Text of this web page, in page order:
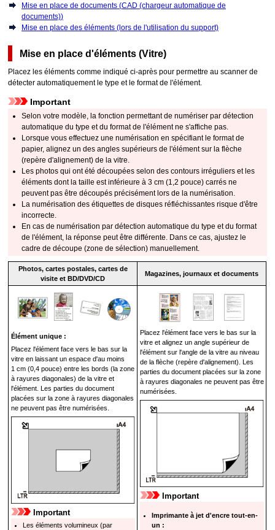
Mise en place de documents (CAD (chargeur automatique de
documents))
Mise en place des éléments (lors de l'utilisation du support)
Mise en place d'éléments (Vitre)
Placez les éléments comme indiqué ci-après pour permettre au scanner de
détecter automatiquement le type et le format de l'élément.
Important
Selon votre modèle, la fonction permettant de numériser par détection
automatique du type et du format de l'élément ne s'affiche pas.
Lorsque vous effectuez une numérisation en spécifiant le format de
papier, alignez un des angles supérieurs de l'élément sur la flèche
(repère d'alignement) de la vitre.
Les photos qui ont été découpées selon des contours irréguliers et les
éléments dont la taille est inférieure à 3 cm (1,2 pouce) carrés ne
peuvent pas être découpés précisément lors de la numérisation.
La numérisation des étiquettes de disques réfléchissantes risque d'être
incorrecte.
En cas de numérisation par détection automatique du type et du format
de l'élément, la réponse peut être différente. Dans ce cas, ajustez le
cadre de découpe (zone de sélection) manuellement.
Photos, cartes postales, cartes de
visite et BD/DVD/CD
Magazines, journaux et documents
Élément unique :
Placez l'élément face vers le bas sur la
vitre en laissant un espace d'au moins
1 cm (0,4 pouce) entre les bords (la zone
à rayures diagonales) de la vitre et
l'élément.
Les parties du document
placées sur la zone à rayures diagonales
ne peuvent pas être numérisées.
Important
Les éléments volumineux (par
Placez l'élément face vers le bas sur la
vitre et alignez un angle supérieur de
l'élément sur l'angle de la vitre au niveau
de la flèche (repère d'alignement). Les
parties du document placées sur la zone
à rayures diagonales ne peuvent pas être
numérisées.
Important
Imprimante à jet d'encre tout-en-
un :